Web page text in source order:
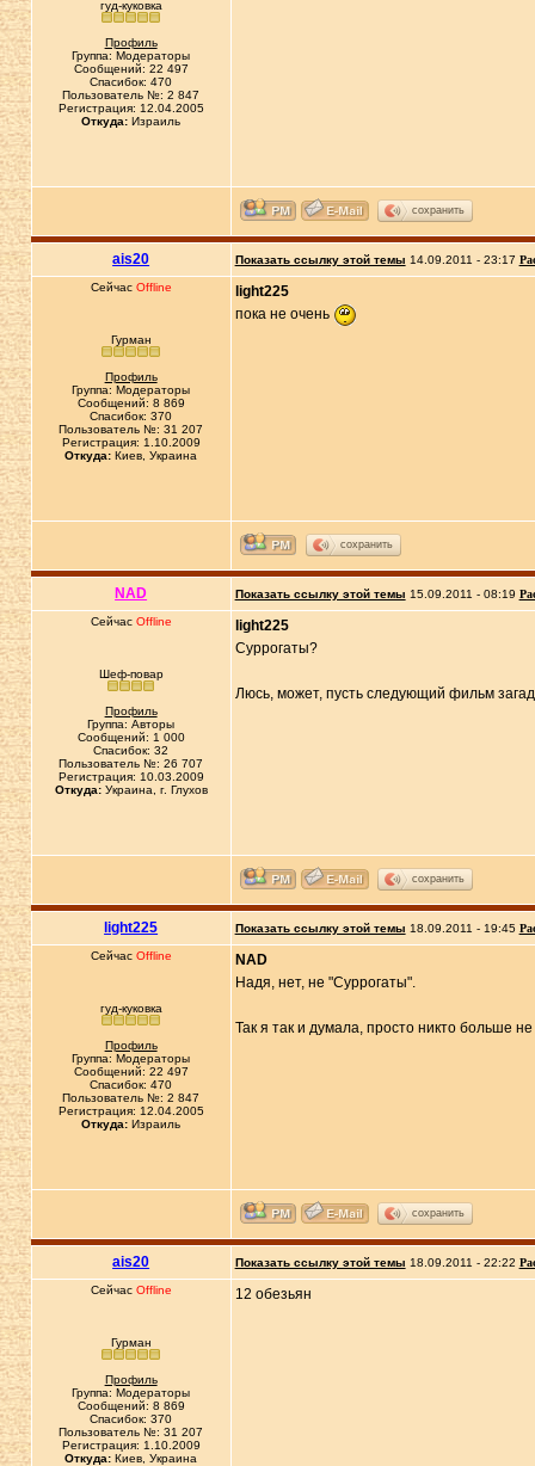
гуд-куковка
Профиль
Группа: Модераторы
Сообщений: 22 497
Спасибок: 470
Пользователь №: 2 847
Регистрация: 12.04.2005
Откуда: Израиль
сохранить
ais20 Показать ссылку этой темы 14.09.2011 - 23:17
Сейчас Offline
Гурман
Профиль
Группа: Модераторы
Сообщений: 8 869
Спасибок: 370
Пользователь №: 31 207
Регистрация: 1.10.2009
Откуда: Киев, Украина
light225
пока не очень
сохранить
NAD Показать ссылку этой темы 15.09.2011 - 08:19
Сейчас Offline
Шеф-повар
Профиль
Группа: Авторы
Сообщений: 1 000
Спасибок: 32
Пользователь №: 26 707
Регистрация: 10.03.2009
Откуда:Украина, г. Глухов
light225
Суррогаты?
Люсь, может, пусть следующий фильм
сохранить
light225 Показать ссылку этой темы 18.09.2011 - 19:45
Сейчас Offline
гуд-куковка
Профиль
Группа: Модераторы
Сообщений: 22 497
Спасибок: 470
Пользователь №: 2 847
Регистрация: 12.04.2005
Откуда: Израиль
NAD
Надя, нет, не "Суррогаты".
Так я так и думала, просто никто больше
сохранить
ais20 Показать ссылку этой темы 18.09.2011 - 22:22
Сейчас Offline
Гурман
Профиль
Группа: Модераторы
Сообщений: 8 869
Спасибок: 370
Пользователь №: 31 207
Регистрация: 1.10.2009
Откуда: Киев, Украина
12 обезьян